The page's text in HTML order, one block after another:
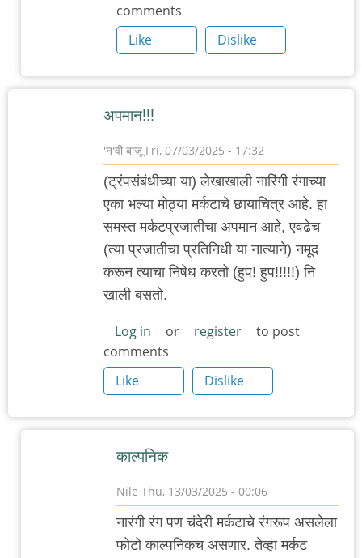
comments
Like
Dislike
अपमान!!!
'न'वी बाजू Fri, 07/03/2025 - 17:32
(ट्रंपसंबंधीच्या या) लेखाखाली नारिंगी रंगाच्या
एका भल्या मोठ्या मर्कटाचे छायाचित्र आहे. हा
समस्त मर्कटप्रजातीचा अपमान आहे, एवढेच
(त्या प्रजातीचा प्रतिनिधी या नात्याने) नमूद
करून त्याचा निषेध करतो (हुप! हुप!!!!!) नि
खाली बसतो.
Log in or register
to post
comments
Like
Dislike
काल्पनिक
Nile Thu, 13/03/2025 - 00:06
In
reply
नारंगी रंग पण चंदेरी मर्कटाचे रंगरूप असलेला
फोटो काल्पनिकच असणार. तेव्हा मर्कट